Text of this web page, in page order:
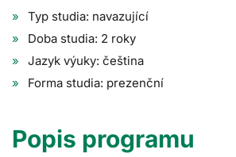
Typ studia: navazující
Doba studia: 2 roky
Jazyk výuky: čeština
Forma studia: prezenční
Popis programu